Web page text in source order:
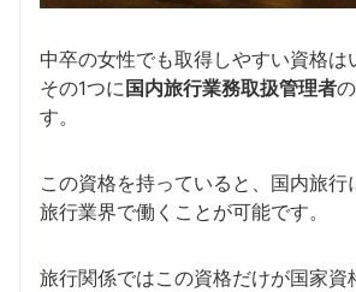
中卒の女性でも取得しやすい資格は
その1つに 国内旅行業務取扱管理者
す。
この資格を持っていると、国内旅行
旅行業界で働くことが可能です。
旅行関係ではこの資格だけが国家資